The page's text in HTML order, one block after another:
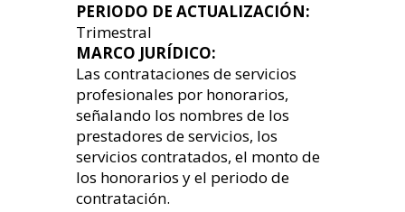
PERIODO DE ACTUALIZACIÓN:
Trimestral
MARCO JURÍDICO:
Las contrataciones de servicios
profesionales por honorarios,
señalando los nombres de los
prestadores de servicios, los
servicios contratados, el monto de
los honorarios y el periodo de
contratación.